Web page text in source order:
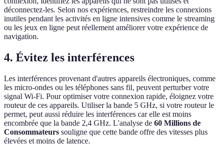
déconnectez-les. Selon nos expériences, restreindre les connexions
inutiles pendant les activités en ligne intensives comme le streaming
ou les jeux en ligne peut réellement améliorer votre expérience de
navigation.
4. Évitez les interférences
Les interférences provenant d'autres appareils électroniques, comme
les micro-ondes ou les téléphones sans fil, peuvent perturber votre
signal Wi-Fi. Pour optimiser votre connexion rapide, éloignez votre
routeur de ces appareils. Utiliser la bande 5 GHz, si votre routeur le
permet, peut aussi réduire les interférences car elle est moins
encombrée que la bande 2,4 GHz. L'analyse de 60 Millions de
Consommateurs souligne que cette bande offre des vitesses plus
élevées et moins de latence.